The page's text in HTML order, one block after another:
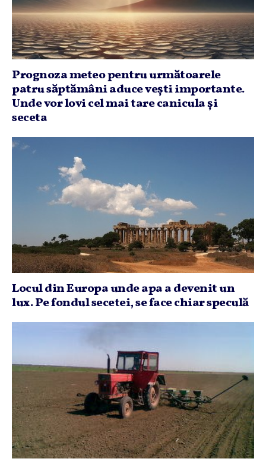
Prognoza meteo pentru următoarele
patru săptămâni aduce veşti importante.
Unde vor lovi cel mai tare canicula şi
seceta
Locul din Europa unde apa a devenit un
lux. Pe fondul secetei, se face chiar speculă